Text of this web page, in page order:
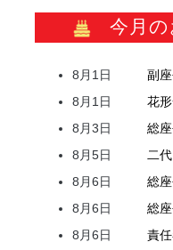
今月の
8月1日 副
8月1日
花形
8月3日
総
8月5日
二
8月6日
総
8月6日
総
8月6日
責